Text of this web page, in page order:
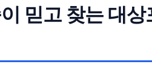
믿고 찾는 대